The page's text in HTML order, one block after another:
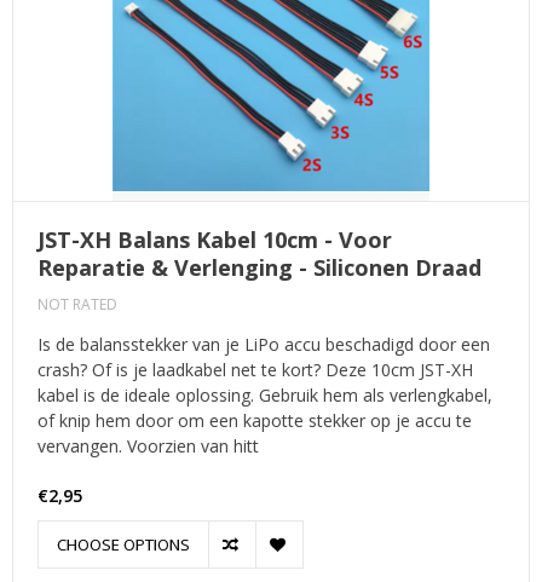
JST-XH Balans Kabel 10cm - Voor
Reparatie & Verlenging - Siliconen Draad
NOT RATED
Is de balansstekker van je LiPo accu beschadigd door een
crash? Of is je laadkabel net te kort? Deze 10cm JST-XH
kabel is de ideale oplossing. Gebruik hem als verlengkabel,
of knip hem door om een kapotte stekker op je accu te
vervangen. Voorzien van hitt
€2,95
CHOOSE OPTIONS